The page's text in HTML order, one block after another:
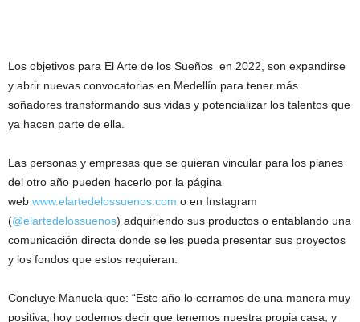
Los objetivos para El Arte de los Sueños en 2022, son expandirse
y abrir nuevas convocatorias en Medellín para tener más
soñadores transformando sus vidas y potencializar los talentos que
ya hacen parte de ella.
Las personas y empresas que se quieran vincular para los planes
del otro año pueden hacerlo por la página
web www.elartedelossuenos.com o en Instagram
(@elartedelossuenos) adquiriendo sus productos o entablando una
comunicación directa donde se les pueda presentar sus proyectos
y los fondos que estos requieran.
Concluye Manuela que: “Este año lo cerramos de una manera muy
positiva, hoy podemos decir que tenemos nuestra propia casa, y